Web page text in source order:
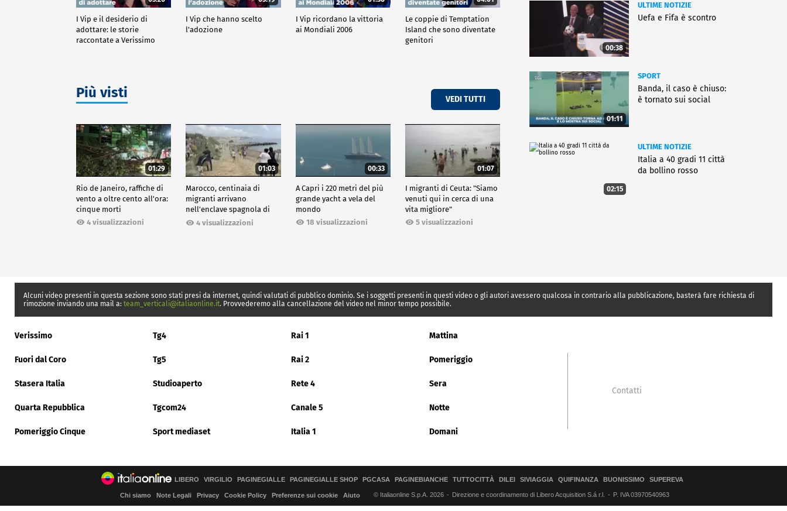
I Vip e il desiderio di
adottare: le storie
raccontate a Verissimo
I Vip che hanno scelto
l'adozione
I Vip ricordano la vittoria
ai Mondiali 2006
Le coppie di Temptation
Island che sono diventate
genitori
Più visti VEDI TUTTI
01:29
Rio de Janeiro, raffiche di
vento a oltre cento all'ora:
cinque morti
4 visualizzazioni
01:03
Marocco, centinaia di
migranti arrivano
nell'enclave spagnola di
Ceuta4 visualizzazioni
00:33
A Capri i 220 metri del più
grande yacht a vela del
mondo
18 visualizzazioni
01:07
I migranti di Ceuta: "Siamo
venuti qui in cerca di una
vita migliore"
5 visualizzazioni
00:38
ULTIME NOTIZIE
Uefa e Fifa è scontro
01:11
SPORT
Banda, il caso è chiuso:
è tornato sui social
02:15
ULTIME NOTIZIE
Italia a 40 gradi 11 città
da bollino rosso
Alcuni video presenti in questa sezione sono stati presi da internet, quindi valutati di pubblico dominio. Se i soggetti presenti in questi video o gli autori avessero qualcosa in contrario alla pubblicazione, basterà fare richiesta di
rimozione inviando una mail a: team_verticali@italiaonline.it. Provvederemo alla cancellazione del video nel minor tempo possibile.
Verissimo Tg4 Rai 1 Mattina
Fuori dal Coro Tg5 Rai 2 Pomeriggio
Stasera Italia Studioaperto Rete 4 Sera
Quarta Repubblica Tgcom24 Canale 5 Notte
Pomeriggio Cinque Sport mediaset Italia 1 Domani
Contatti
LIBERO VIRGILIO PAGINEGIALLE PAGINEGIALLE SHOP PGCASA PAGINEBIANCHE TUTTOCITTÀ DILEI SIVIAGGIA QUIFINANZA BUONISSIMO SUPEREVA
Chi siamo Note Legali Privacy Cookie Policy Preferenze sui cookie Aiuto © Italiaonline S.p.A. 2026 Direzione e coordinamento di Libero Acquisition S.á r.l. P. IVA 03970540963